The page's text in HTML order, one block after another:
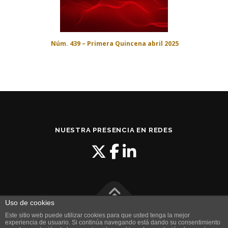
Núm. 439 – Primera Quincena abril 2025
NUESTRA PRESENCIA EN REDES
| Copyright © 2024íDaro Soluciones TIC|Aviso Legal|
Uso de cookies
Este sitio web puede utilizar cookies para que usted tenga la mejor
experiencia de usuario. Si continúa navegando está dando su consentimiento